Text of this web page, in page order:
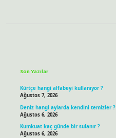
Son Yazılar
Kürtçe hangi alfabeyi kullanıyor ?
Ağustos 7, 2026
Deniz hangi aylarda kendini temizler ?
Ağustos 6, 2026
Kumkuat kaç günde bir sulanır ?
Ağustos 6, 2026